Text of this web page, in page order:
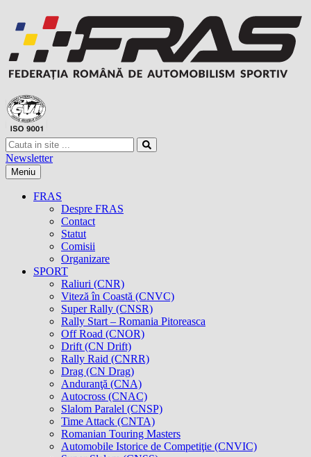
Newsletter
Meniu
FRAS
Despre FRAS
Contact
Statut
Comisii
Organizare
SPORT
Raliuri (CNR)
Viteză în Coastă (CNVC)
Super Rally (CNSR)
Rally Start – Romania Pitoreasca
Off Road (CNOR)
Drift (CN Drift)
Rally Raid (CNRR)
Drag (CN Drag)
Anduranţă (CNA)
Autocross (CNAC)
Slalom Paralel (CNSP)
Time Attack (CNTA)
Romanian Touring Masters
Automobile Istorice de Competiţie (CNVIC)